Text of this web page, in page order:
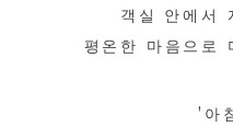
객실 안에서
평온한 마음으로
'아